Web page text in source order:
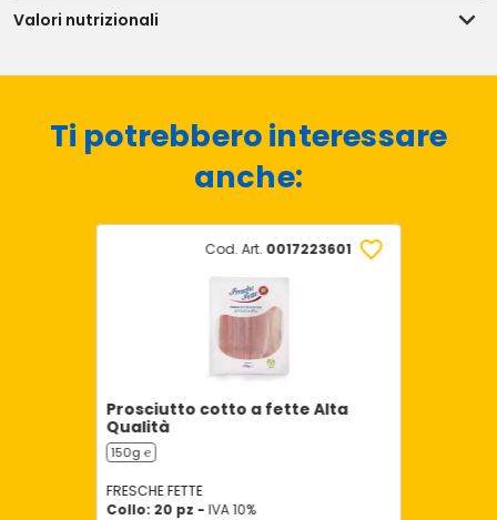
Valori nutrizionali
Ti potrebbero interessare
anche:
Cod. Art. 0017223601
Prosciutto cotto a fette Alta
Qualità
150g ℮
FRESCHE FETTE
Collo: 20 pz - IVA 10%